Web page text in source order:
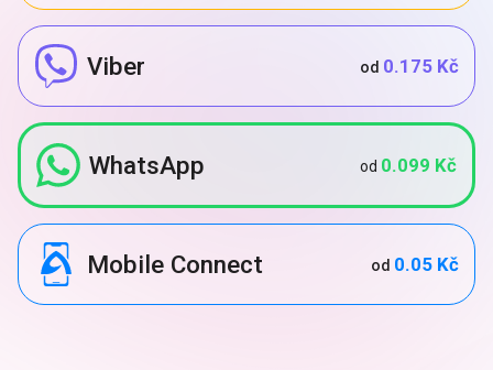
Viber od 0.175 Kč
WhatsApp od 0.099 Kč
Mobile Connect od 0.05 Kč